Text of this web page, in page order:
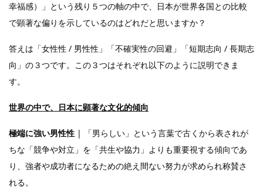
幸福感）」という残り５つの軸の中で、日本が世界各国との比較
で顕著な偏りを示しているのはどれだと思いますか？
答えは「女性性 / 男性性」「不確実性の回避」「短期志向 / 長期志
向」の３つです。この３つはそれぞれ以下のように説明できま
す。
世界の中で、日本に顕著な文化的傾向
極端に強い男性性 | 「男らしい」という言葉で古くから表されが
ちな「競争や対立」を「共生や協力」よりも重要視する傾向であ
り、強者や成功者になるための絶え間ない努力が求められ称賛さ
れる。